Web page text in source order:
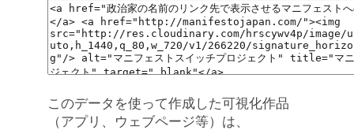
このデータを使って作成した可視化作品
（アプリ、ウェブページ等）は、